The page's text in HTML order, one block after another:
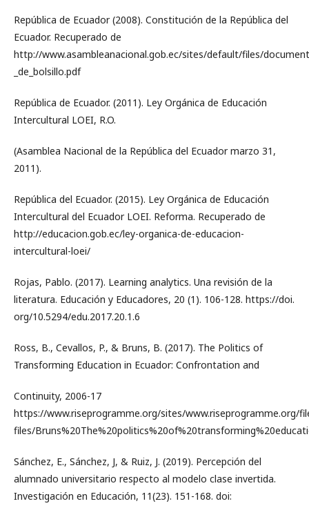
República de Ecuador (2008). Constitución de la República del
Ecuador. Recuperado de
http://www.asambleanacional.gob.ec/sites/default/files/
_de_bolsillo.pdf
República de Ecuador. (2011). Ley Orgánica de Educación
Intercultural LOEI, R.O.
(Asamblea Nacional de la República del Ecuador marzo 31,
2011).
República del Ecuador. (2015). Ley Orgánica de Educación
Intercultural del Ecuador LOEI. Reforma. Recuperado de
http://educacion.gob.ec/ley-organica-de-educacion-
intercultural-loei/
Rojas, Pablo. (2017). Learning analytics. Una revisión de la
literatura. Educación y Educadores, 20 (1). 106-128. https://doi.
org/10.5294/edu.2017.20.1.6
Ross, B., Cevallos, P., & Bruns, B. (2017). The Politics of
Transforming Education in Ecuador: Confrontation and
Continuity, 2006-17
https://www.riseprogramme.org/sites/www.riseprogramme.org/
files/
Sánchez, E., Sánchez, J, & Ruiz, J. (2019). Percepción del
alumnado universitario respecto al modelo clase invertida.
Investigación en Educación, 11(23). 151-168. doi: